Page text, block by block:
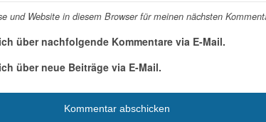
und Website in diesem Browser für meinen nächsten
über nachfolgende Kommentare via E-Mail.
über neue Beiträge via E-Mail.